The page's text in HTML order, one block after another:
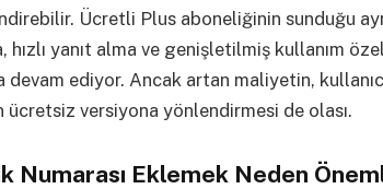
Ücretli Plus aboneliğinin sunduğu
hızlı yanıt alma ve genişletilmiş kullanım
devam ediyor. Ancak artan maliyetin,
versiyona yönlendirmesi de olası.
Numarası Eklemek Neden